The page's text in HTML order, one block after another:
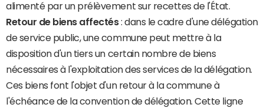
alimenté par un prélèvement sur recettes de l'État.
Retour de biens affectés: dans le cadre d'une délégation
de service public, une commune peut mettre à la
disposition d'un tiers un certain nombre de biens
nécessaires à l'exploitation des services de la délégation.
Ces biens font l'objet d'un retour à la commune à
l'échéance de la convention de délégation. Cette ligne